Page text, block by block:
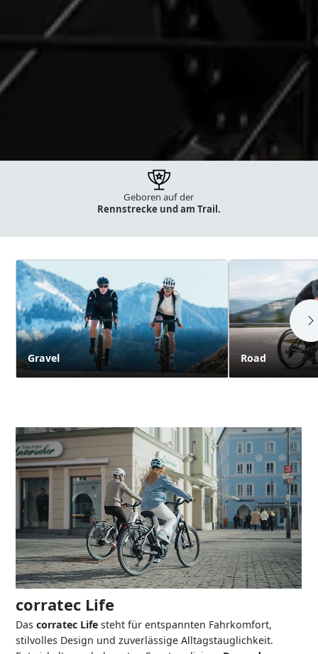
35 Jahre Erfahrungbei Bikes
und E-Bikes.
Geboren auf der
Rennstrecke und am Trail.
Kategorien
Gravel Road
corratec Life
Dascorratec Life steht für entspannten Fahrkomfort,
stilvolles Design und zuverlässige Alltagstauglichkeit.